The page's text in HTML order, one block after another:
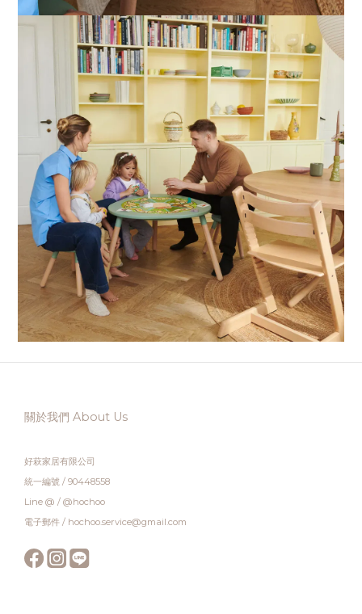
關於我們 About Us
好萩家居有限公司
統一編號 / 90448558
Line @ / @hochoo
電子郵件 / hochoo.service@gmail.com